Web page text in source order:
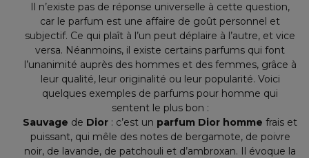
Il n’existe pas de réponse universelle à cette question,
car le parfum est une affaire de goût personnel et
subjectif. Ce qui plaît à l’un peut déplaire à l’autre, et vice
versa. Néanmoins, il existe certains parfums qui font
l’unanimité auprès des hommes et des femmes, grâce à
leur qualité, leur originalité ou leur popularité. Voici
quelques exemples de parfums pour homme qui
sentent le plus bon :
Sauvage de Dior : c’est un parfum Dior homme frais et
puissant, qui mêle des notes de bergamote, de poivre
noir, de lavande, de patchouli et d’ambroxan. Il évoque la